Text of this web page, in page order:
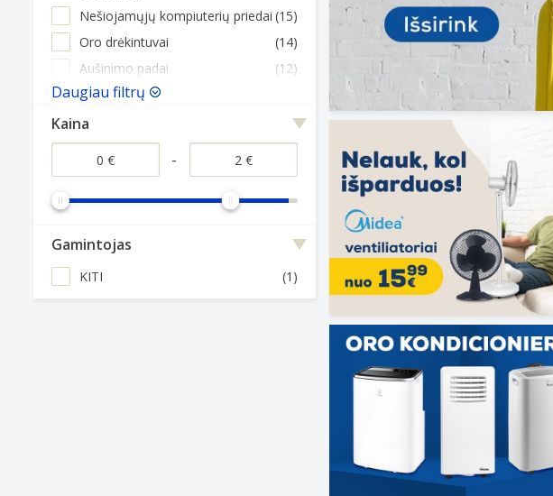
Nešiojamųjų kompiuterių priedai (15)
Oro drėkintuvai
(14)
Aušinimo padai
(12)
Daugiau filtrų
Kaina
-
Gamintojas
KITI (1)